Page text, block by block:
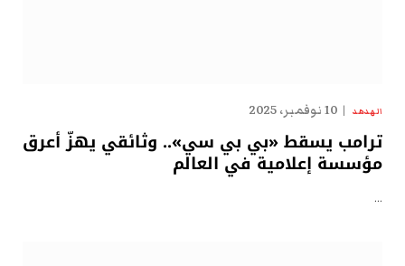
الهدهد 10 نوفمبر، 2025
ترامب يسقط «بي بي سي».. وثائقي يهزّ أعرق
مؤسسة إعلامية في العالم
…